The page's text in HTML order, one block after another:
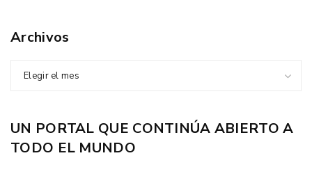
Archivos
Elegir el mes
UN PORTAL QUE CONTINÚA ABIERTO A
TODO EL MUNDO